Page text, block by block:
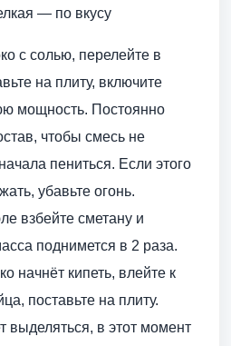
— по вкусу
с солью, перелейте в
на плиту, включите
мощность. Постоянно
чтобы смесь не
пениться. Если этого
убавьте огонь.
взбейте сметану и
поднимется в 2 раза.
начнёт кипеть, влейте к
поставьте на плиту.
выделяться, в этот момент